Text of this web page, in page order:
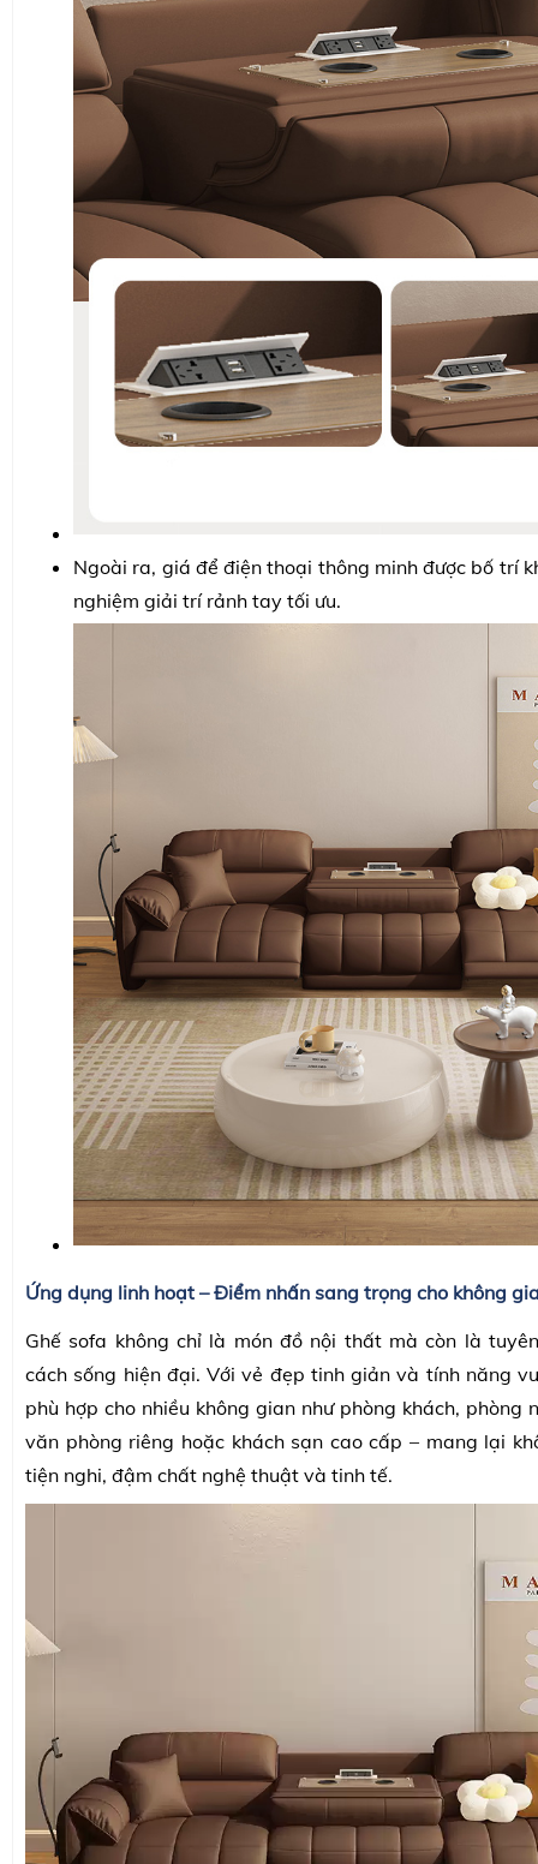
Ngoài ra, giá để điện thoại thông minh được bố trí
nghiệm giải trí rảnh tay tối ưu.
Ứng dụng linh hoạt – Điểm nhấn sang trọng cho không
Ghế sofa không chỉ là món đồ nội thất mà còn là
cách sống hiện đại. Với vẻ đẹp tinh giản và tính năng
phù hợp cho nhiều không gian như phòng khách, phòng
văn phòng riêng hoặc khách sạn cao cấp – mang lại
tiện nghi, đậm chất nghệ thuật và tinh tế.